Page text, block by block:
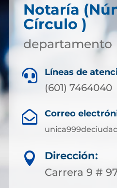
Notaría
Círculo )
departamento
 Líneas de
(601) 7464040
 Correo

Dirección:
Carrera 9 #